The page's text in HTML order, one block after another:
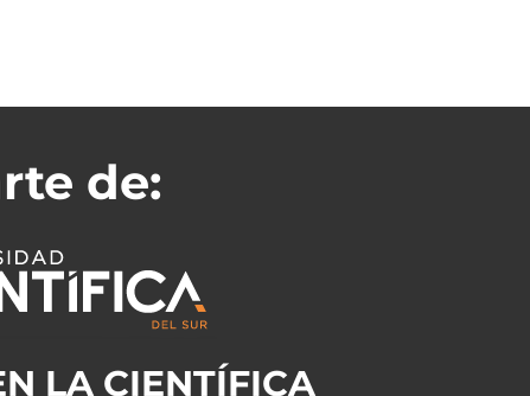
de:
LA CIENTÍFICA